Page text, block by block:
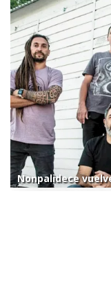
Nonpalidece